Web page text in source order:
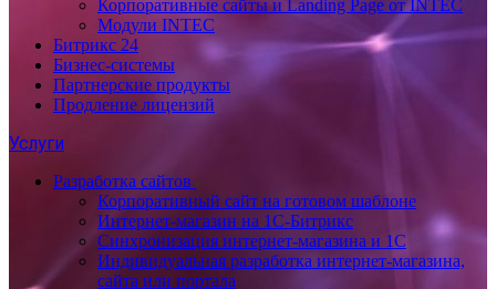
Корпоративные сайты и Landing Page от INTEC
Модули INTEC
Битрикс 24
Бизнес-системы
Партнерские продукты
Продление лицензий
Услуги
Разработка сайтов
Корпоративный сайт на готовом шаблоне
Интернет-магазин на 1С-Битрикс
Синхронизация интернет-магазина и 1С
Индивидуальная разработка интернет-магазина,
сайта или портала